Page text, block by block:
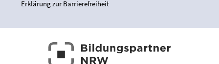
Erklärung zur Barrierefreiheit